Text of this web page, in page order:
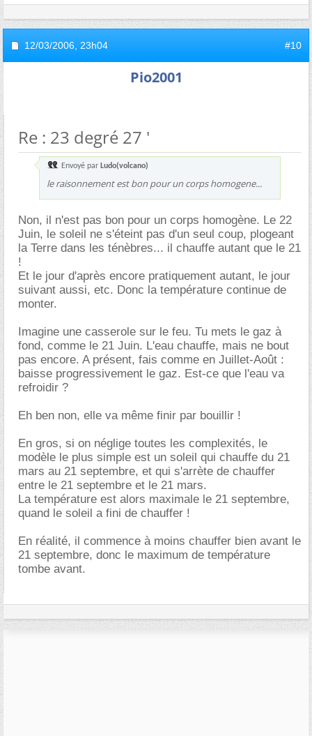
12/03/2006, 23h04 #10
Pio2001
Re : 23 degré 27 '
Envoyé par Ludo(volcano)
le raisonnement est bon pour un corps homogene...
Non, il n'est pas bon pour un corps homogène. Le 22
Juin, le soleil ne s'éteint pas d'un seul coup, plogeant
la Terre dans les ténèbres... il chauffe autant que le 21
!
Et le jour d'après encore pratiquement autant, le jour
suivant aussi, etc. Donc la température continue de
monter.
Imagine une casserole sur le feu. Tu mets le gaz à
fond, comme le 21 Juin. L'eau chauffe, mais ne bout
pas encore. A présent, fais comme en Juillet-Août :
baisse progressivement le gaz. Est-ce que l'eau va
refroidir ?
Eh ben non, elle va même finir par bouillir !
En gros, si on néglige toutes les complexités, le
modèle le plus simple est un soleil qui chauffe du 21
mars au 21 septembre, et qui s'arrète de chauffer
entre le 21 septembre et le 21 mars.
La température est alors maximale le 21 septembre,
quand le soleil a fini de chauffer !
En réalité, il commence à moins chauffer bien avant le
21 septembre, donc le maximum de température
tombe avant.